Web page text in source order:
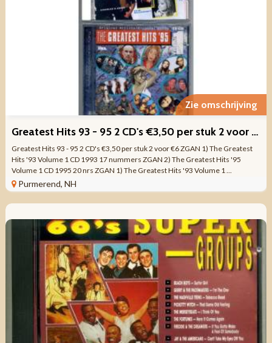
Zie omschrijving
Greatest Hits 93 - 95 2 CD's €3,50 per stuk 2 voor €6 ZGAN
Greatest Hits 93 - 95 2 CD's €3,50 per stuk 2 voor €6 ZGAN 1) The Greatest
Hits '93 Volume 1 CD 1993 17 nummers ZGAN 2) The Greatest Hits '95
Volume 1 CD 1995 20 nrs ZGAN 1) The Greatest Hits '93 Volume 1 ...
Purmerend, NH